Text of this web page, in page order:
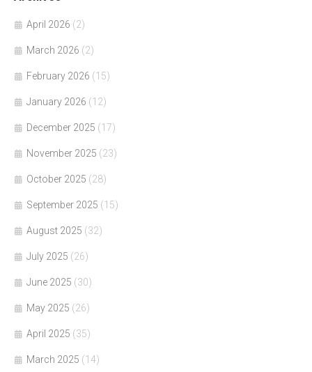
April 2026 (2)
March 2026 (2)
February 2026 (15)
January 2026 (12)
December 2025 (17)
November 2025 (23)
October 2025 (28)
September 2025 (15)
August 2025 (32)
July 2025 (26)
June 2025 (30)
May 2025 (26)
April 2025 (35)
March 2025 (14)